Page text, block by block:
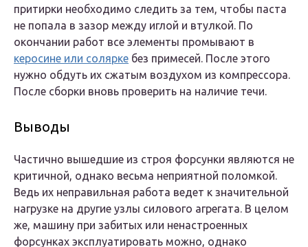
притирки необходимо следить за тем, чтобы паста
не попала в зазор между иглой и втулкой. По
окончании работ все элементы промывают в
керосине или солярке без примесей. После этого
нужно обдуть их сжатым воздухом из компрессора.
После сборки вновь проверить на наличие течи.
Выводы
Частично вышедшие из строя форсунки являются не
критичной, однако весьма неприятной поломкой.
Ведь их неправильная работа ведет к значительной
нагрузке на другие узлы силового агрегата. В целом
же, машину при забитых или ненастроенных
форсунках эксплуатировать можно, однако